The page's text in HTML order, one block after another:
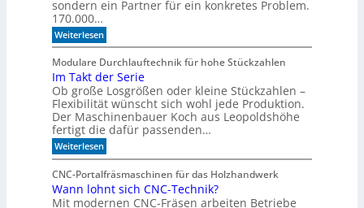
a
i
s
i
e
t
e
I
R
-
e
sondern ein Partner für ein konkretes Problem.
170.000…
Weiterlesen:
V
o
n
d
e
r
B
o
r
k
e
z
u
m
B
Modulare Durchlauftechnik für hohe Stückzahlen
Im Takt der Serie
Ob große Losgrößen oder kleine Stückzahlen –
Flexibilität wünscht sich wohl jede Produktion.
Der Maschinenbauer Koch aus Leopoldshöhe
fertigt die dafür passenden…
Weiterlesen:
I
T
a
k
CNC-Portalfräsmaschinen für das Holzhandwerk
Wann lohnt sich CNC-Technik?
Mit modernen CNC-Fräsen arbeiten Betriebe